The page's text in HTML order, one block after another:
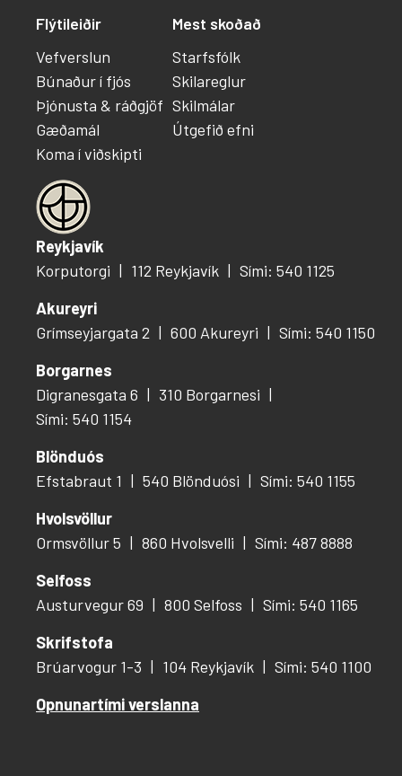
Reykjavík
Korputorgi
112 Reykjavík
Sími: 540 1125
Akureyri
Grímseyjargata 2
600 Akureyri
Sími: 540 1150
Borgarnes
Digranesgata 6
310 Borgarnesi
Sími: 540 1154
Blönduós
Efstabraut 1
540 Blönduósi
Sími: 540 1155
Hvolsvöllur
Ormsvöllur 5
860 Hvolsvelli
Sími: 487 8888
Selfoss
Austurvegur 69
800 Selfoss
Sími: 540 1165
Skrifstofa
Brúarvogur 1-3
104 Reykjavík
Sími: 540 1100
Opnunartími verslanna
Flýtileiðir
Vefverslun
Búnaður í fjós
Þjónusta & ráðgjöf
Gæðamál
Koma í viðskipti
Mest skoðað
Starfsfólk
Skilareglur
Skilmálar
Útgefið efni